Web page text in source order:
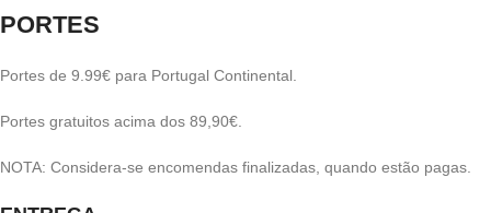
PORTES
Portes de 9.99€ para Portugal Continental.
Portes gratuitos acima dos 89,90€.
NOTA: Considera-se encomendas finalizadas, quando estão pagas.